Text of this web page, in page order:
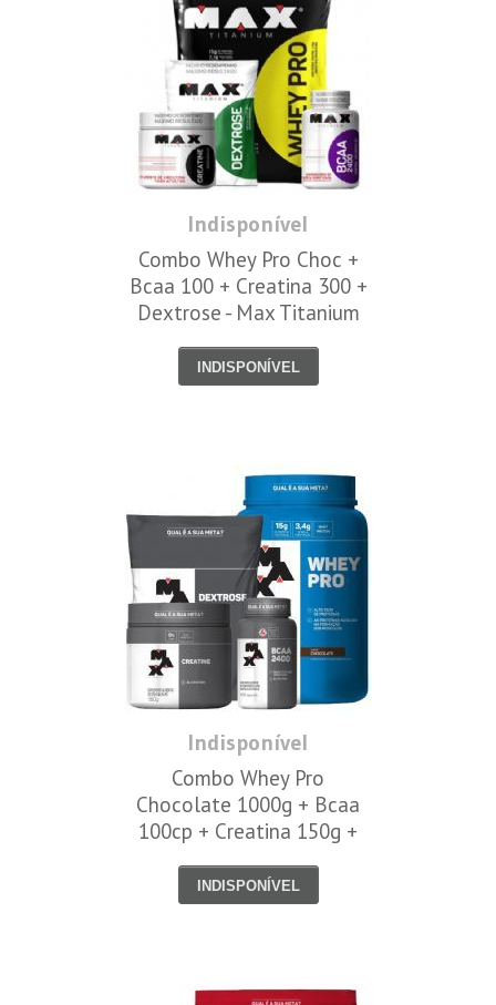
Indisponível
Combo Whey Pro Choc +
Bcaa 100 + Creatina 300 +
Dextrose - Max Titanium
INDISPONÍVEL
Indisponível
Combo Whey Pro
Chocolate 1000g + Bcaa
100cp + Creatina 150g +
INDISPONÍVEL